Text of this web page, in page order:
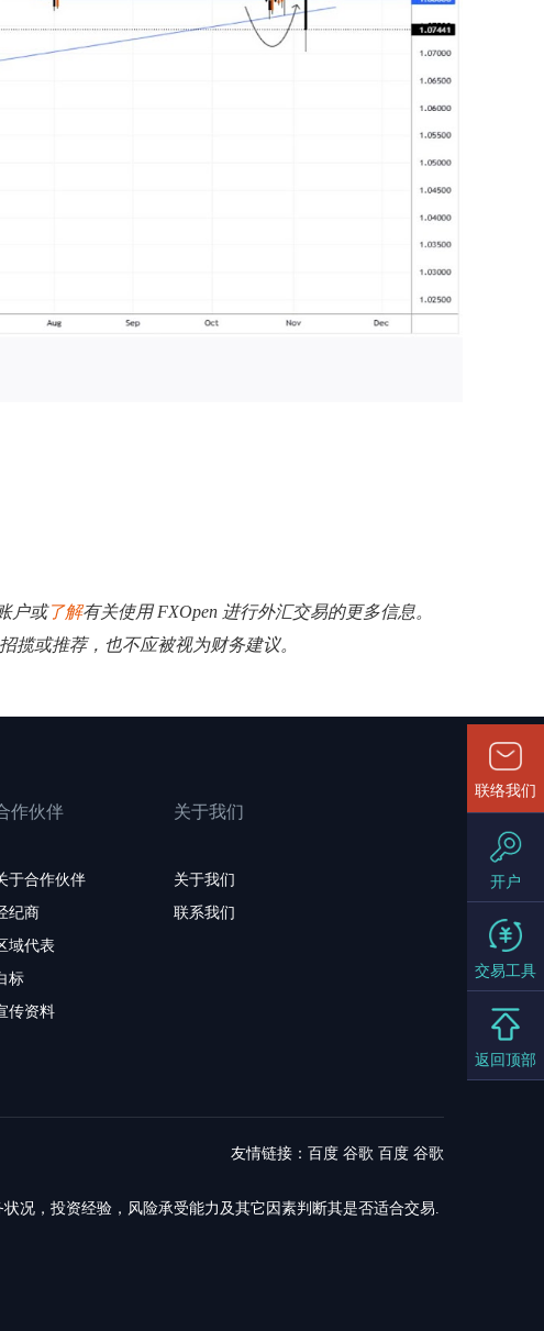
户或了解有关使用 FXOpen 进行外汇交易的更多信息。
揽或推荐，也不应被视为财务建议。
作伙伴
于合作伙伴
纪商
域代表
标
传资料
关于我们
关于我们
联系我们
友情链接：百度 谷歌 百度 谷歌
况，投资经验，风险承受能力及其它因素判断其是否适合交易.
联络我们
开户
交易工具
返回顶部